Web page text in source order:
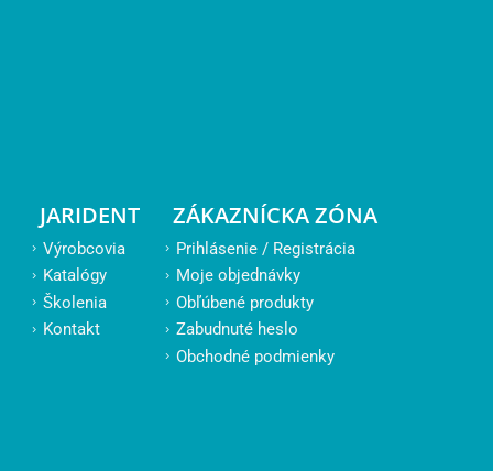
JARIDENT
Výrobcovia
Katalógy
Školenia
Kontakt
ZÁKAZNÍCKA ZÓNA
Prihlásenie / Registrácia
Moje objednávky
Obľúbené produkty
Zabudnuté heslo
Obchodné podmienky